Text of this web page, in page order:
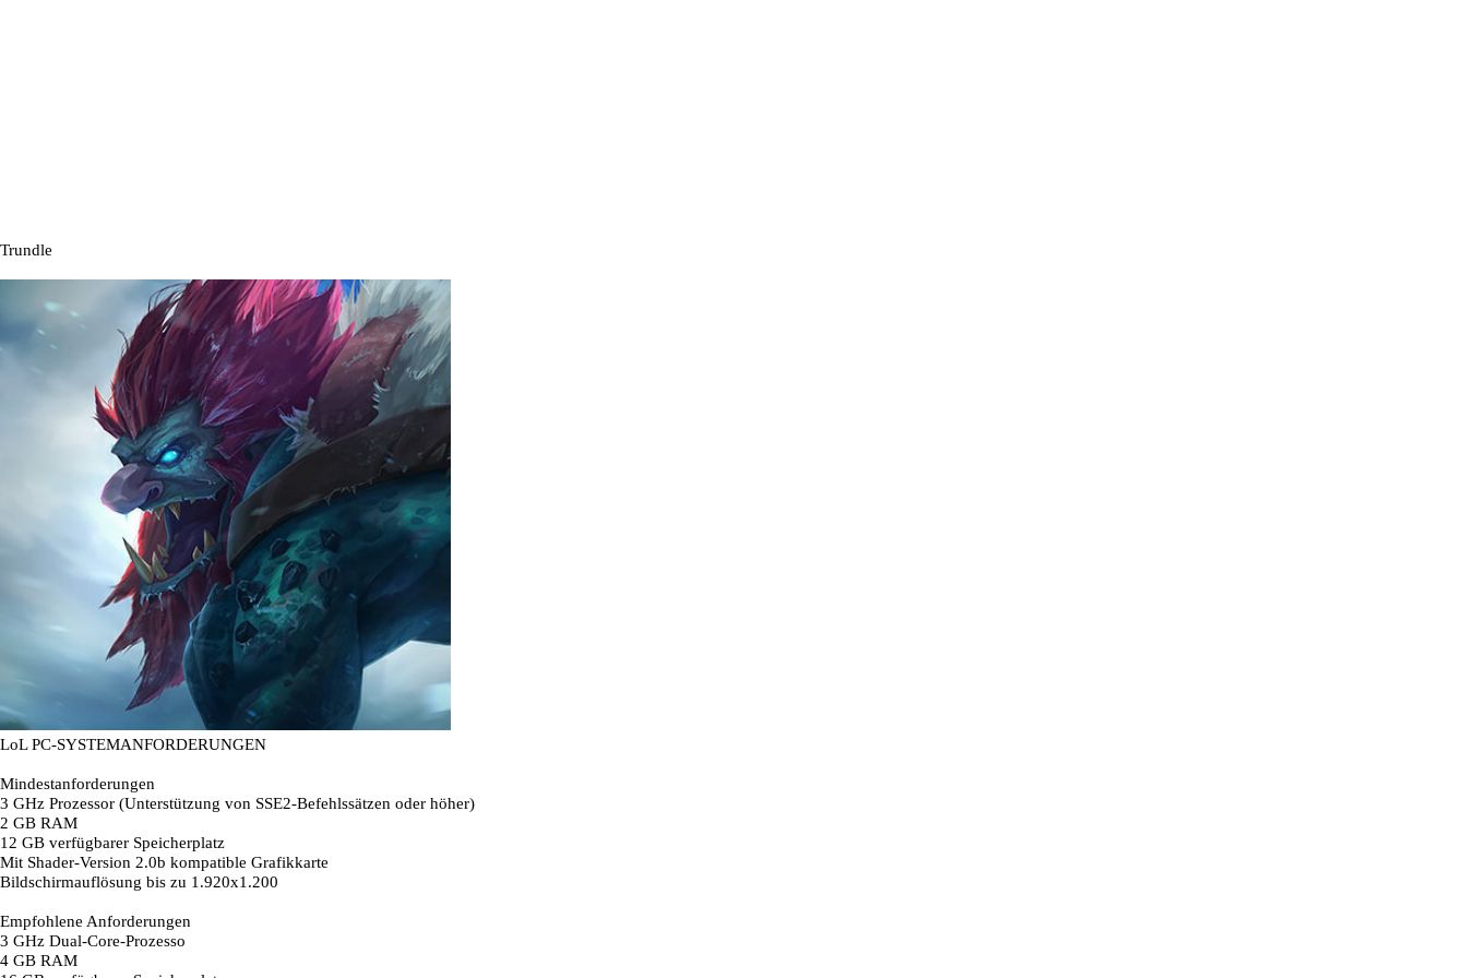
Trundle
LoL PC-SYSTEMANFORDERUNGEN
Mindestanforderungen
3 GHz Prozessor (Unterstützung von SSE2-Befehlssätzen oder höher)
2 GB RAM
12 GB verfügbarer Speicherplatz
Mit Shader-Version 2.0b kompatible Grafikkarte
Bildschirmauflösung bis zu 1.920x1.200
Empfohlene Anforderungen
3 GHz Dual-Core-Prozesso
4 GB RAM